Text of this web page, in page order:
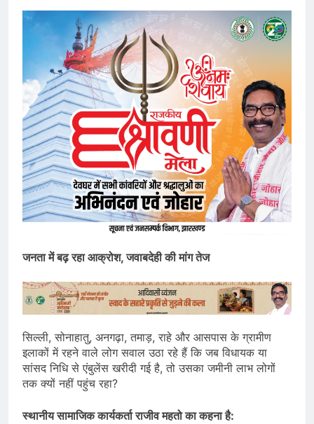
जनता में बढ़ रहा आक्रोश, जवाबदेही की मांग तेज
सिल्ली, सोनाहातु, अनगढ़ा, तमाड़, राहे और आसपास के ग्रामीण
इलाकों में रहने वाले लोग सवाल उठा रहे हैं कि जब विधायक या
सांसद निधि से एंबुलेंस खरीदी गई है, तो उसका जमीनी लाभ लोगों
तक क्यों नहीं पहुंच रहा?
स्थानीय सामाजिक कार्यकर्ता राजीव महतो का कहना है: